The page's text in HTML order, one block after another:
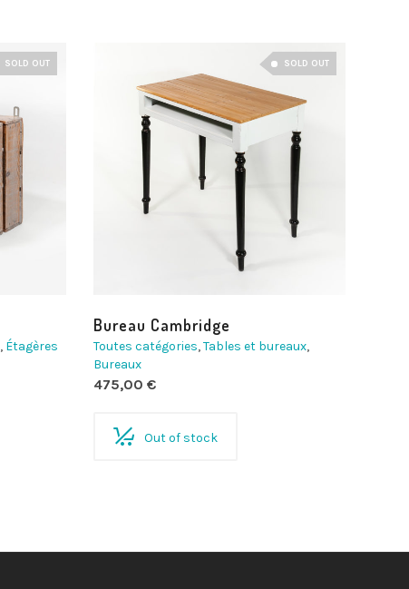
SOLD OUT
, Étagères
SOLD OUT
Bureau Cambridge
Toutes catégories,Tables et bureaux,
Bureaux
475,00 €
Out of stock